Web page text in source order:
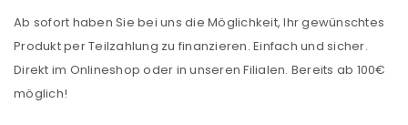
Ab sofort haben Sie bei uns die Möglichkeit, Ihr gewünschtes
Produkt per Teilzahlung zu finanzieren. Einfach und sicher.
Direkt im Onlineshop oder in unseren Filialen. Bereits ab 100€
möglich!